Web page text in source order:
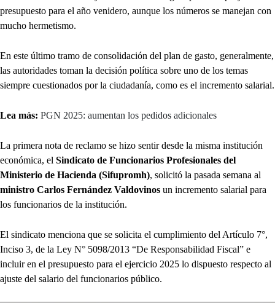
presupuesto para el año venidero, aunque los números se manejan con
mucho hermetismo.
En este último tramo de consolidación del plan de gasto, generalmente,
las autoridades toman la decisión política sobre uno de los temas
siempre cuestionados por la ciudadanía, como es el incremento salarial.
Lea más: PGN 2025: aumentan los pedidos adicionales
La primera nota de reclamo se hizo sentir desde la misma institución
económica, el Sindicato de Funcionarios Profesionales del
Ministerio de Hacienda (Sifupromh), solicitó la pasada semana al
ministro Carlos Fernández Valdovinos un incremento salarial para
los funcionarios de la institución.
El sindicato menciona que se solicita el cumplimiento del Artículo 7°,
Inciso 3, de la Ley N° 5098/2013 “De Responsabilidad Fiscal” e
incluir en el presupuesto para el ejercicio 2025 lo dispuesto respecto al
ajuste del salario del funcionarios público.